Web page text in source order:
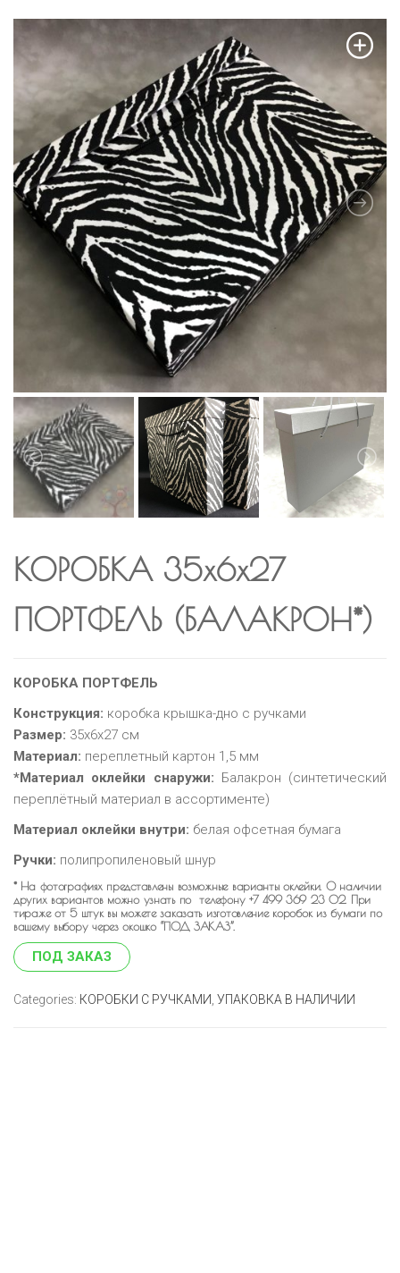
КОРОБКА 35х6х27
ПОРТФЕЛЬ (БАЛАКРОН*)
КОРОБКА ПОРТФЕЛЬ
Конструкция: коробка крышка-дно с ручками
Размер: 35х6х27 см
Материал: переплетный картон 1,5 мм
*Материал оклейки снаружи:
Балакрон (синтетический
переплётный материал в ассортименте)
Материал оклейки внутри: белая офсетная бумага
Ручки: полипропиленовый шнур
* На фотографиях представлены возможные варианты оклейки. О наличии
других вариантов можно узнать по телефону +7 499 369 23 02. При
тираже от 5 штук вы можете заказать изготовление коробок из бумаги по
вашему выбору через окошко “ПОД ЗАКАЗ”.
ПОД ЗАКАЗ
Categories: КОРОБКИ С РУЧКАМИ, УПАКОВКА В НАЛИЧИИ